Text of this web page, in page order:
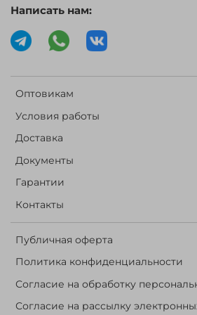
Оптовикам
Условия работы
Доставка
Документы
Гарантии
Контакты
Публичная оферта
Политика конфиденциальности
Согласие на обработку
Согласие на рассылку
Написать нам: